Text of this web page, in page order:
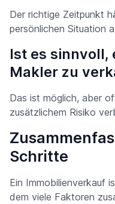
Der richtige Zeitpunkt
persönlichen Situation
Ist es sinnvoll,
Makler zu
Das ist möglich, aber
zusätzlichem Risiko
Schritte
Ein Immobilienverkauf
dem viele Faktoren